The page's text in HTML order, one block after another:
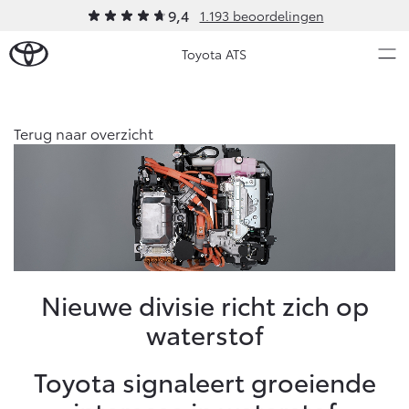
9,4 1.193 beoordelingen
Toyota ATS
Contact en Route
Vacatures
Klantbeoordelingen
Vanaf € 23.750,-
Yaris
HYBRIDE
Vanaf € 27.195,-
Diensten
Terug naar overzicht
Nieuwe divisie richt zich op
waterstof
Toyota signaleert groeiende